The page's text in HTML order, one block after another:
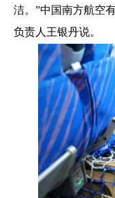
洁。”中国南方航空
负责人王银丹说。